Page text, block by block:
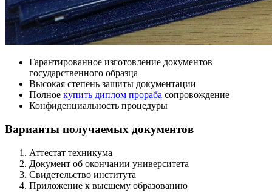
Гарантированное изготовление документов
государственного образца
Высокая степень защиты документации
Полное купить диплом прораба сопровождение
Конфиденциальность процедуры
Варианты получаемых документов
Аттестат техникума
Документ об окончании университета
Свидетельство института
Приложение к высшему образованию